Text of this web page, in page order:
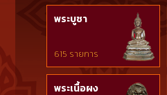
พระบูชา
615 รายการ
พระเนื้อผง